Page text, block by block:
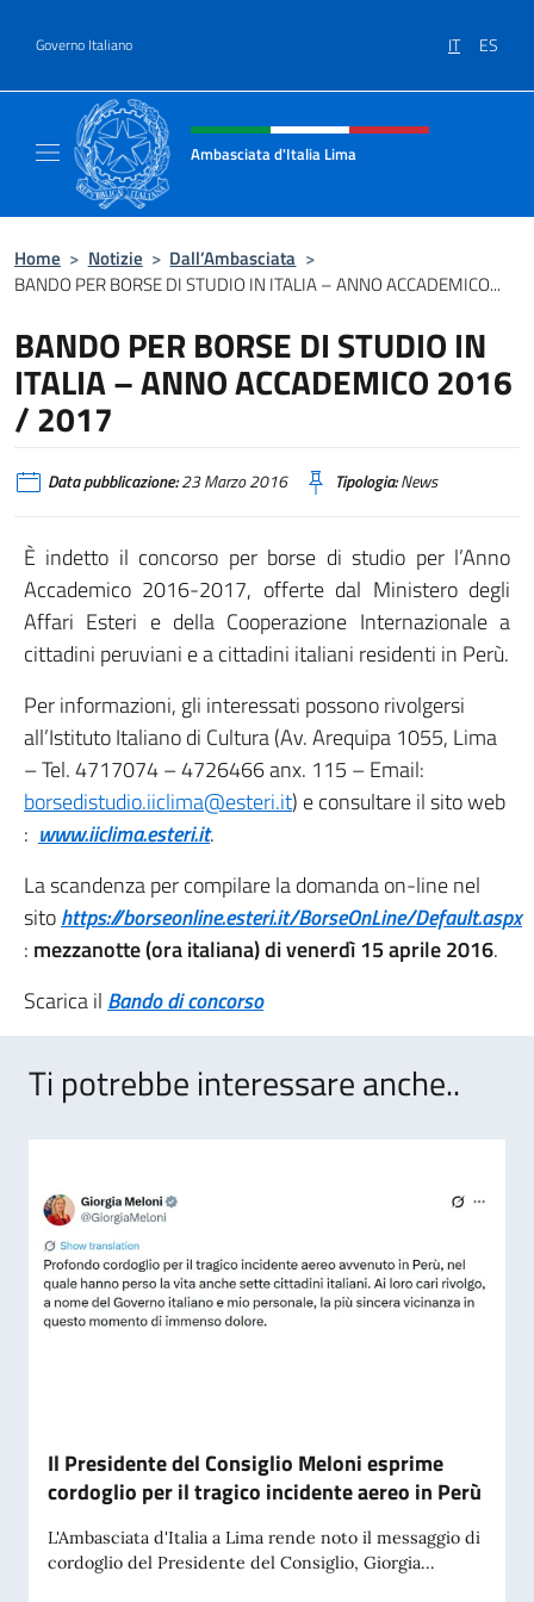
Governo Italiano IT ES
Intestazione sito, social e menù
Ambasciata d'Italia Lima
Home > Notizie > Dall’Ambasciata >
BANDO PER BORSE DI STUDIO IN ITALIA – ANNO ACCADEMICO...
BANDO PER BORSE DI STUDIO IN
ITALIA – ANNO ACCADEMICO 2016
/ 2017
Data pubblicazione:23 Marzo 2016 Tipologia:News
È indetto il concorso per borse di studio per l’Anno
Accademico 2016-2017, offerte dal Ministero degli
Affari Esteri e della Cooperazione Internazionale a
cittadini peruviani e a cittadini italiani residenti in Perù.
Per informazioni, gli interessati possono rivolgersi
all’Istituto Italiano di Cultura (Av. Arequipa 1055, Lima
– Tel. 4717074 – 4726466 anx. 115 – Email:
borsedistudio.iiclima@esteri.it) e consultare il sito web
: www.iiclima.esteri.it.
La scandenza per compilare la domanda on-line nel
sitohttps://borseonline.esteri.it/BorseOnLine/Default.aspx
: mezzanotte (ora italiana) di venerdì 15 aprile 2016.
Scarica il Bando di concorso
Ti potrebbe interessare anche..
Il Presidente del Consiglio Meloni esprime
cordoglio per il tragico incidente aereo in Perù
L'Ambasciata d'Italia a Lima rende noto il messaggio di
cordoglio del Presidente del Consiglio, Giorgia...